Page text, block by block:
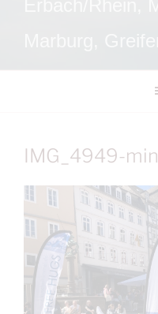
IMG_4949-min